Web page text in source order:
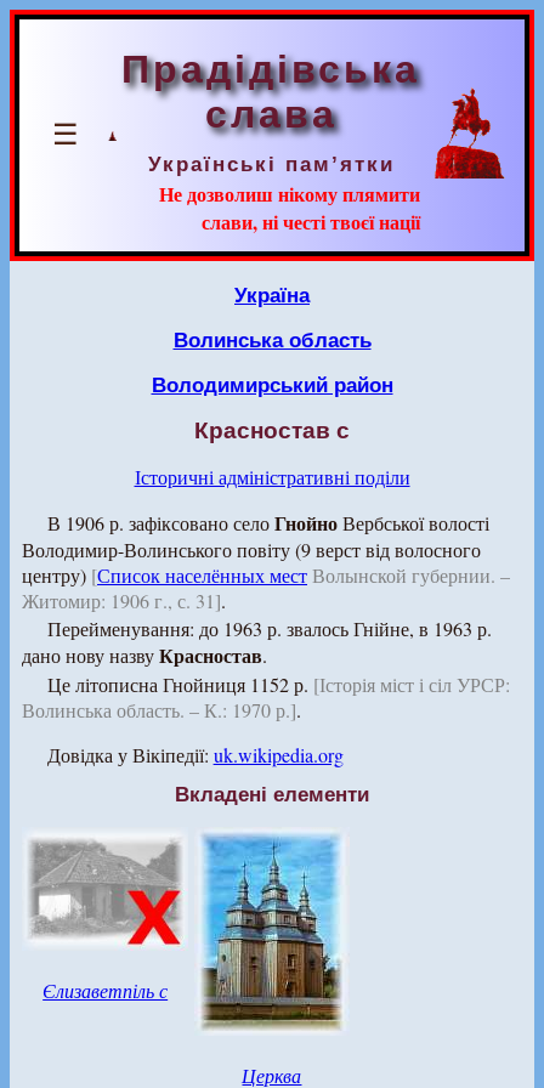
☰
Прадідівська
слава
Українські пам’ятки
Не дозволиш нікому плямити
слави, ні честі твоєї нації
Україна
Волинська область
Володимирський район
Красностав с
Історичні адміністративні поділи
В 1906 р. зафіксовано селоГнойноВербської волості
Володимир-Волинського повіту (9 верст від волосного
центру) [Список населённых местВолынской губернии. –
Житомир: 1906 г., с. 31].
Перейменування: до 1963 р. звалось Гнійне, в 1963 р.
дано нову назвуКрасностав.
Це літописна Гнойниця 1152 р. [Історія міст і сіл УРСР:
Волинська область. – К.: 1970 р.].
Довідка у Вікіпедії: uk.wikipedia.org
Вкладені елементи
Єлизаветпіль с
Церква